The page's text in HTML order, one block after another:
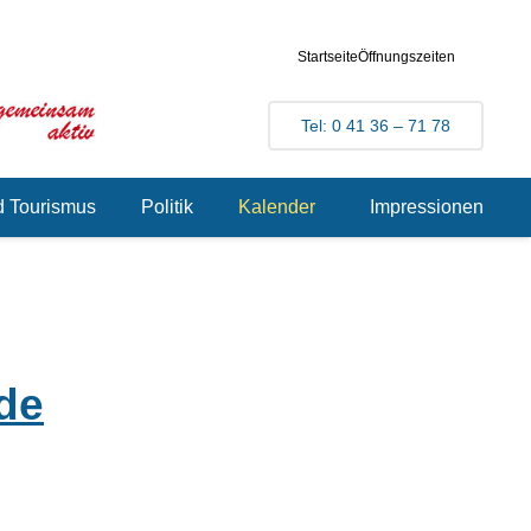
StartseiteÖffnungszeiten
Tel: 0 41 36 – 71 78
Tourismus Politik Kalender Impressionen